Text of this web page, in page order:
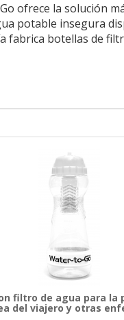
ofrece la solución
potable insegura
fabrica botellas de
filtro de agua para la
del viajero y otras